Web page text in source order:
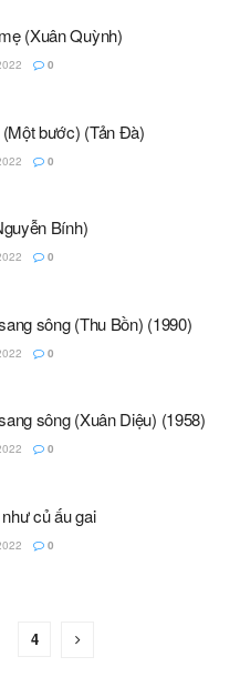
(Xuân Quỳnh)
0
bước) (Tản Đà)
0
Bính)
0
sông (Thu Bồn) (1990)
0
sông (Xuân Diệu) (1958)
0
củ ấu gai
0
4